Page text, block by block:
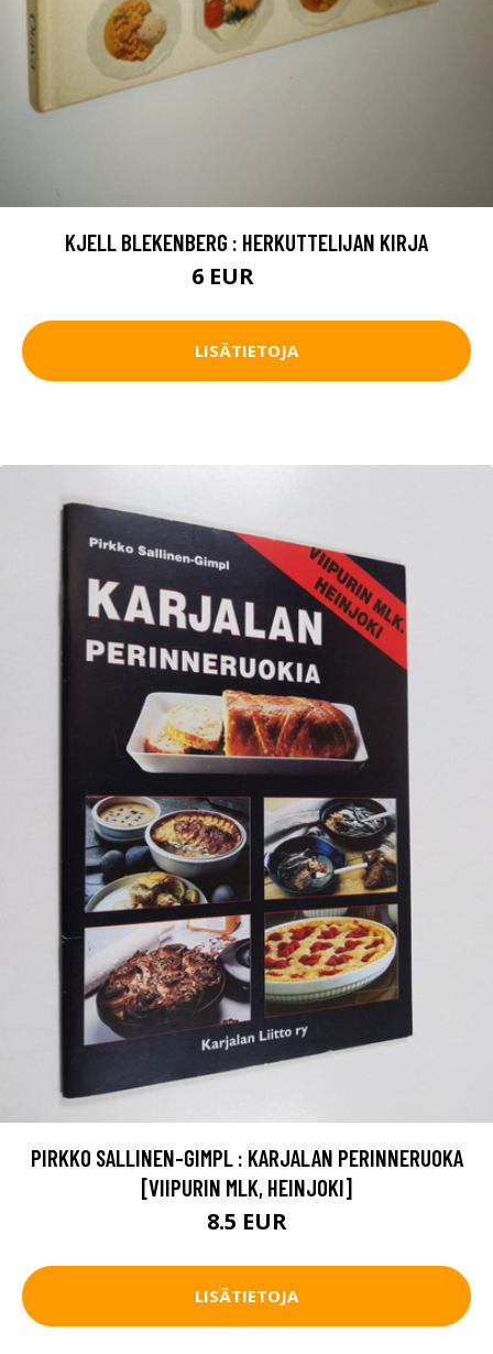
KJELL BLEKENBERG : HERKUTTELIJAN KIRJA
6 EUR
LISÄTIETOJA
PIRKKO SALLINEN-GIMPL : KARJALAN PERINNERUOKA
[VIIPURIN MLK, HEINJOKI]
8.5 EUR
LISÄTIETOJA